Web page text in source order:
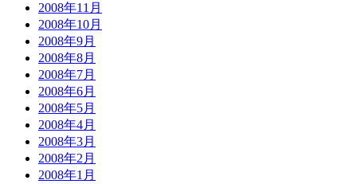
2008年11月
2008年10月
2008年9月
2008年8月
2008年7月
2008年6月
2008年5月
2008年4月
2008年3月
2008年2月
2008年1月